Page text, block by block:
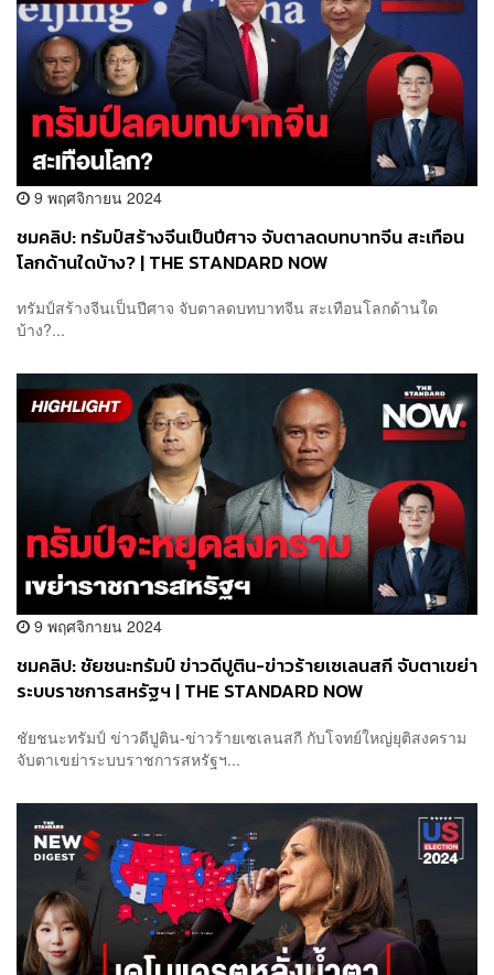
9 พฤศจิกายน 2024
ชมคลิป: ทรัมป์สร้างจีนเป็นปีศาจ จับตาลดบทบาทจีน สะเทือน
โลกด้านใดบ้าง? | THE STANDARD NOW
ทรัมป์สร้างจีนเป็นปีศาจ จับตาลดบทบาทจีน สะเทือนโลกด้านใด
บ้าง?...
9 พฤศจิกายน 2024
ชมคลิป: ชัยชนะทรัมป์ ข่าวดีปูติน-ข่าวร้ายเซเลนสกี จับตาเขย่า
ระบบราชการสหรัฐฯ | THE STANDARD NOW
ชัยชนะทรัมป์ ข่าวดีปูติน-ข่าวร้ายเซเลนสกี กับโจทย์ใหญ่ยุติสงคราม
จับตาเขย่าระบบราชการสหรัฐฯ...